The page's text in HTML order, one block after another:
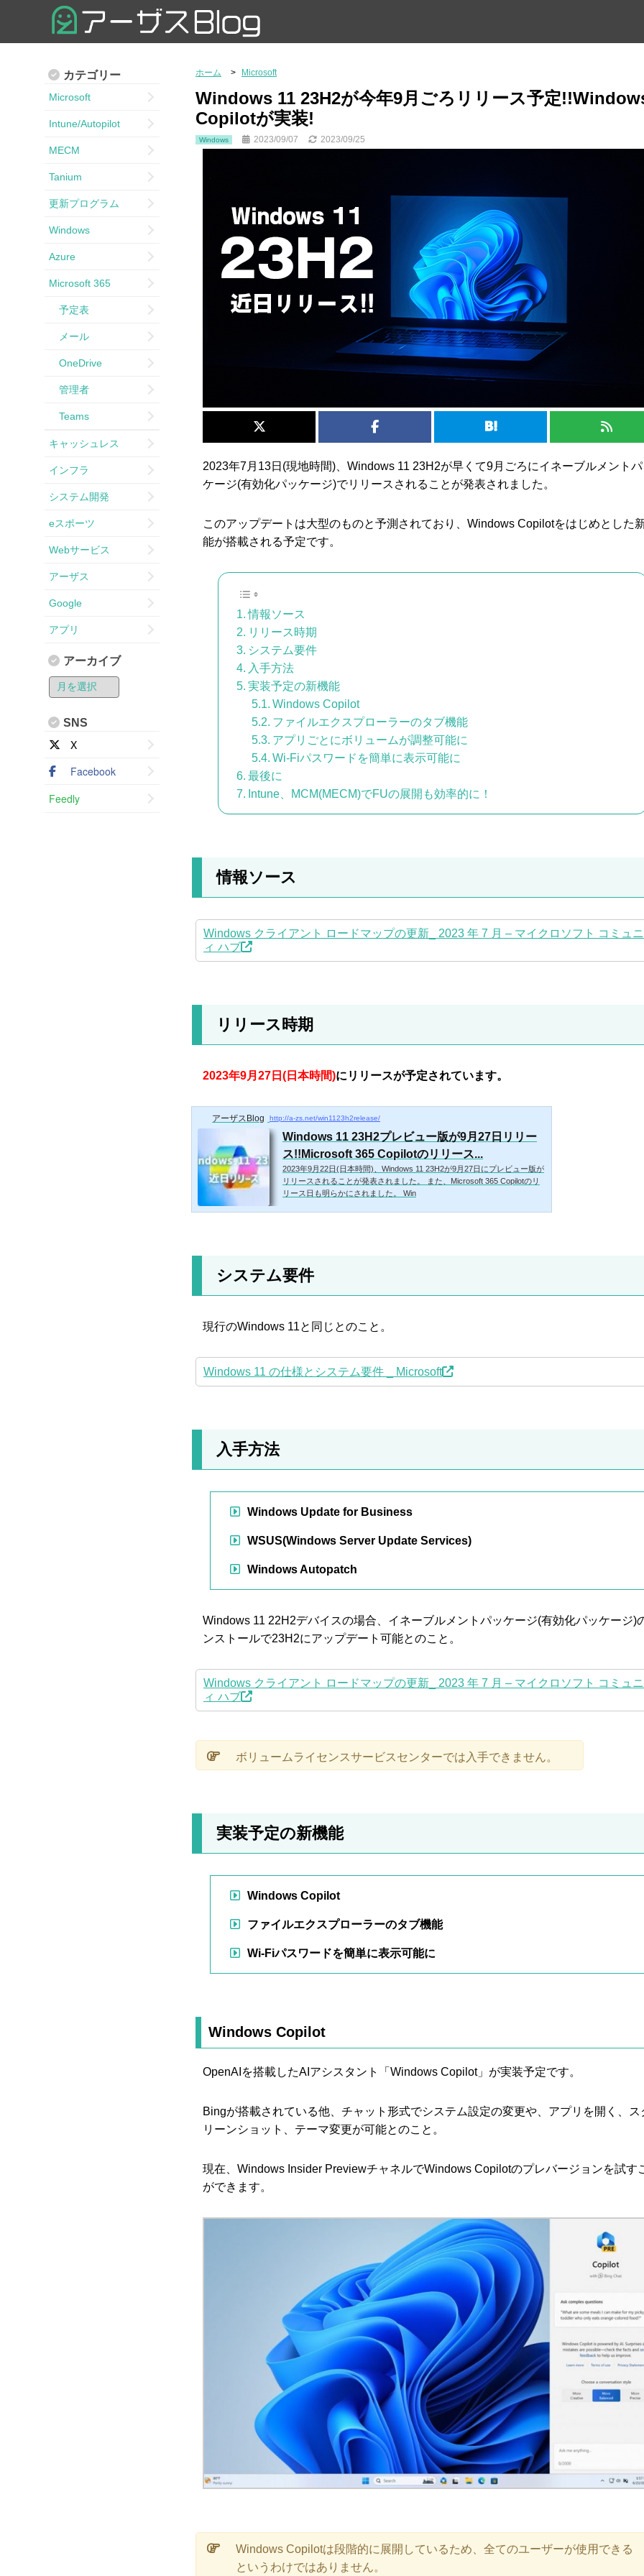
ホーム Microsoft
Windows 11 23H2が今年9月ごろリリース予定
Copilotが実装!
Windows 2023/09/07 2023/09/25
2023年7月13日(現地時間)、Windows 11 23H2が早くて9月ごろにイネーブルメントパ
ケージ(有効化パッケージ)でリリースされることが発表されました。
このアップデートは大型のものと予測されており、Windows Copilotをはじめとした
能が搭載される予定です。
情報ソース
リリース時期
システム要件
入手方法
実装予定の新機能
Windows Copilot
ファイルエクスプローラーのタブ機能
アプリごとにボリュームが調整可能に
Wi-Fiパスワードを簡単に表示可能に
最後に
Intune、MCM(MECM)でFUの展開も効率的に！
情報ソース
Windows クライアント ロードマップの更新_ 2023 年 7 月 – マイクロソフト コミュ
ィ ハブ
リリース時期
2023年9月27日(日本時間)にリリースが予定されています。
アーザスBlog http://a-zs.net/win1123h2release/
Windows 11 23H2プレビュー版が9月27日リリー
ス!!Microsoft 365 Copilotのリリース...
2023年9月22日(日本時間)、Windows 11 23H2が9月27日にプレビュー版が
リリースされることが発表されました。 また、Microsoft 365 Copilotのリ
リース日も明らかにされました。 Win
システム要件
現行のWindows 11と同じとのこと。
Windows 11 の仕様とシステム要件 _ Microsoft
入手方法
Windows Update for Business
WSUS(Windows Server Update Services)
Windows Autopatch
Windows 11 22H2デバイスの場合、イネーブルメントパッケージ(有効化パッケージ)
ンストールで23H2にアップデート可能とのこと。
Windows クライアント ロードマップの更新_ 2023 年 7 月 – マイクロソフト コミュ
ィ ハブ
ボリュームライセンスサービスセンターでは入手できません。
実装予定の新機能
Windows Copilot
ファイルエクスプローラーのタブ機能
Wi-Fiパスワードを簡単に表示可能に
Windows Copilot
OpenAIを搭載したAIアシスタント「Windows Copilot」が実装予定です。
Bingが搭載されている他、チャット形式でシステム設定の変更や、アプリを開く、ス
リーンショット、テーマ変更が可能とのこと。
現在、Windows Insider PreviewチャネルでWindows Copilotのプレバージョンを試す
ができます。
Windows Copilotは段階的に展開しているため、全てのユーザーが使用できる
というわけではありません。
カテゴリー
Microsoft
Intune/Autopilot
MECM
Tanium
更新プログラム
Windows
Azure
Microsoft 365
予定表
メール
OneDrive
管理者
Teams
キャッシュレス
インフラ
システム開発
eスポーツ
Webサービス
アーザス
Google
アプリ
アーカイブ
SNS
X
Facebook
Feedly